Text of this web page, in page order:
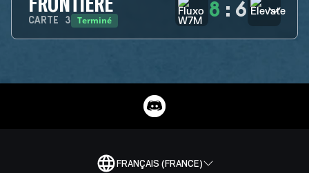
CARTE 3 Terminé 8 : 6
FRANÇAIS (FRANCE)